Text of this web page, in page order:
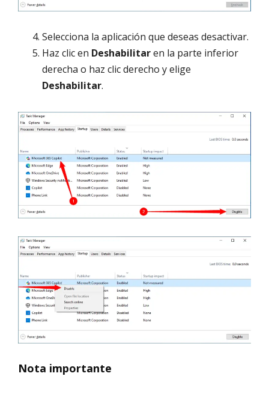
Selecciona la aplicación que deseas desactivar.
Haz clic en Deshabilitaren la parte inferior
derecha o haz clic derecho y elige
Deshabilitar.
Nota importante